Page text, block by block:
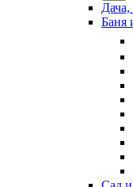
Дача,
Баня